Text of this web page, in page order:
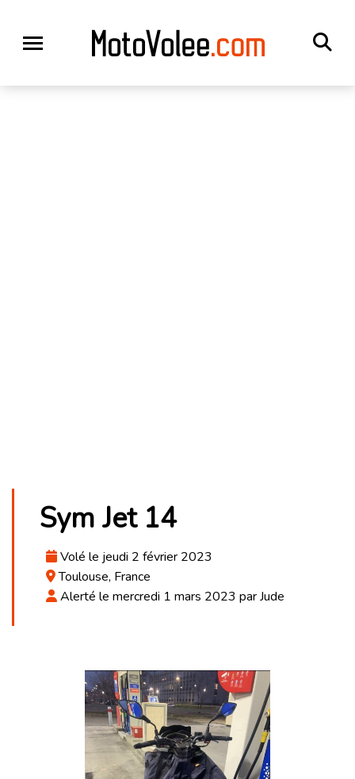
Sym Jet 14
Volé le jeudi 2 février 2023
Toulouse, France
Alerté le mercredi 1 mars 2023 par Jude